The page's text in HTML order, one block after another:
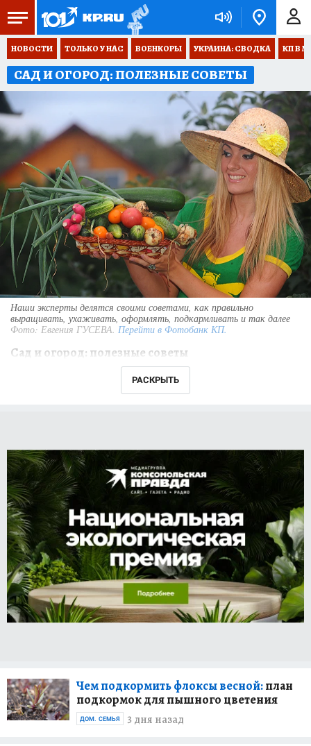
НОВОСТИ ТОЛЬКО У НАС ВОЕНКОРЫ УКРАИНА: СВОДКА КП В
САД И ОГОРОД: ПОЛЕЗНЫЕ СОВЕТЫ
Сад и огород: полезные советы
РАСКРЫТЬ
Наши эксперты делятся своими советами, как правильно
выращивать, ухаживать, оформлять, подкармливать и так далее
Фото: Евгения ГУСЕВА. Перейти в Фотобанк КП.
нашем разделе мы подробно рассказываем,
как выбрать семена, на что обращаться
внимание. Как правильно посадить семена,
как ухаживать за рассадой и бороться с
болезнями, что нужно сделать для того, чтобы
ваши растения хорошо плодоносили.
Что делать на даче в марте, апреле и мае -
когда открывать розы, как выбрать саженцы и
правильно обрезать деревья и кустарники, уже
растущие на участке, нужно ли белить стволы.
Как организовать грядки и как высадить
огурцы, капусту и другие овощи, чтобы собрать
богатый урожай.
Рассказываем, что делать летом - как бороться
Чем подкормить флоксы весной:план
подкормок для пышного цветения
3 дня назад
ДОМ. СЕМЬЯ